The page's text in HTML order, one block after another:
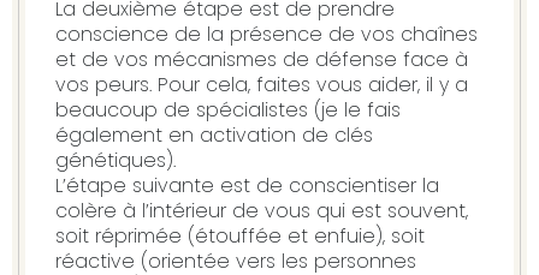
La deuxième étape est de prendre
conscience de la présence de vos chaînes
et de vos mécanismes de défense face à
vos peurs. Pour cela, faites vous aider, il y a
beaucoup de spécialistes (je le fais
également en activation de clés
génétiques).
L’étape suivante est de conscientiser la
colère à l’intérieur de vous qui est souvent,
soit réprimée (étouffée et enfuie), soit
réactive (orientée vers les personnes